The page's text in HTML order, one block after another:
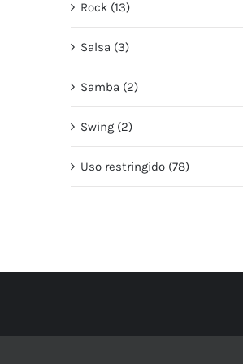
Rock (13)
Salsa (3)
Samba (2)
Swing (2)
Uso restringido (78)